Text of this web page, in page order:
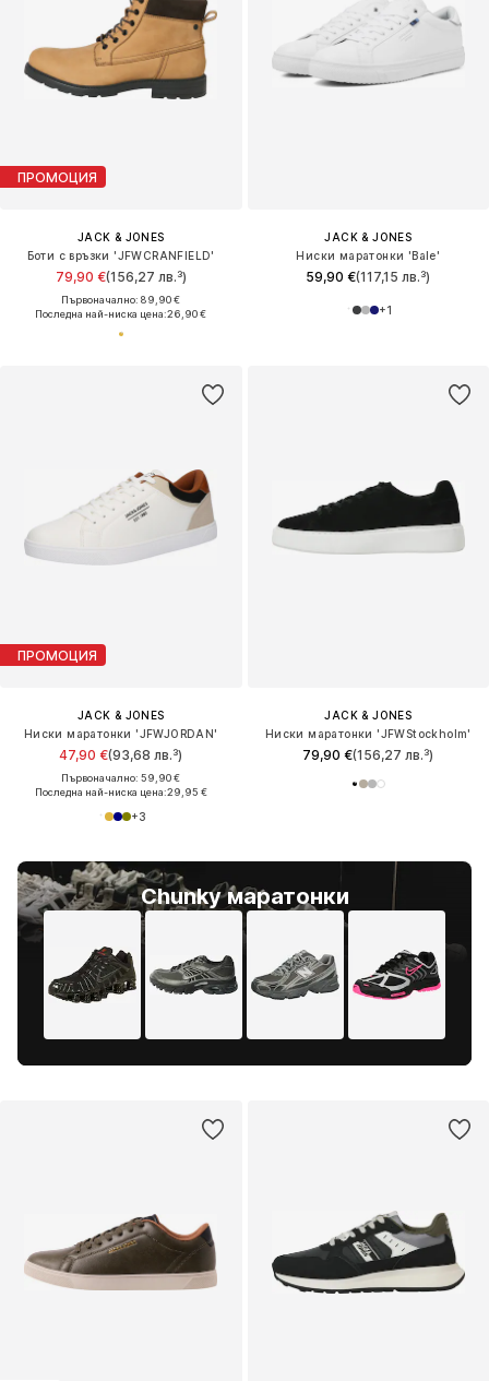
ПРОМОЦИЯ
JACK & JONES
Боти с връзки 'JFWCRANFIELD'
79,90 €(156,27 лв.³)
Първоначално: 89,90 €
Последна най-ниска цена:26,90 €
JACK & JONES
Ниски маратонки 'Bale'
59,90 €(117,15 лв.³)
+1
ПРОМОЦИЯ
JACK & JONES
Ниски маратонки 'JFWJORDAN'
47,90 €(93,68 лв.³)
Първоначално: 59,90 €
Последна най-ниска цена:29,95 €
+3
Chunky маратонки
JACK & JONES
Ниски маратонки 'JFWStockholm'
79,90 €(156,27 лв.³)